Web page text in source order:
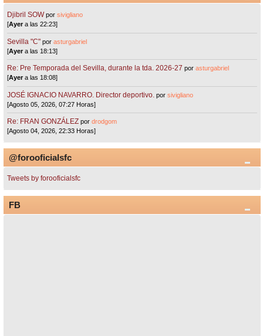
Djibril SOW porsivigliano
[Ayera las 22:23]
Sevilla "C"porasturgabriel
[Ayera las 18:13]
Re: Pre Temporada del Sevilla, durante la tda. 2026-27 porasturgabriel
[Ayera las 18:08]
JOSÉ IGNACIO NAVARRO. Director deportivo. porsivigliano
[Agosto 05, 2026, 07:27 Horas]
Re: FRAN GONZÁLEZ pordrodgom
[Agosto 04, 2026, 22:33 Horas]
@forooficialsfc
Tweets by forooficialsfc
FB